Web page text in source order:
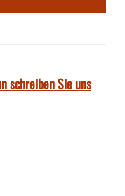
schreiben Sie uns